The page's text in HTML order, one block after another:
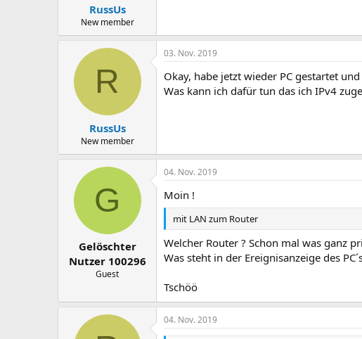
RussUs
New member
R
RussUs
New member
03. Nov. 2019
Okay, habe jetzt wieder PC gestartet
Was kann ich dafür tun das ich IPv4
G
Gelöschter
Nutzer 100296
Guest
04. Nov. 2019
Moin !
mit LAN zum Router
Welcher Router ? Schon mal was ganz
Was steht in der Ereignisanzeige des
Tschöö
04. Nov. 2019